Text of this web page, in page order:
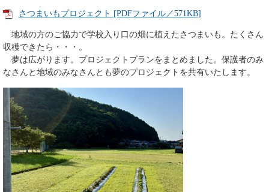
さつまいもプロジェクト [PDFファイル／571KB]
地域の方のご協力で学校入り口の畑に植えたさつまいも。たくさん
収穫できたら・・・。
夢は広がります。プロジェクトプランをまとめました。保護者のみ
なさんと地域のみなさんとも夢のプロジェクトを共有いたします。